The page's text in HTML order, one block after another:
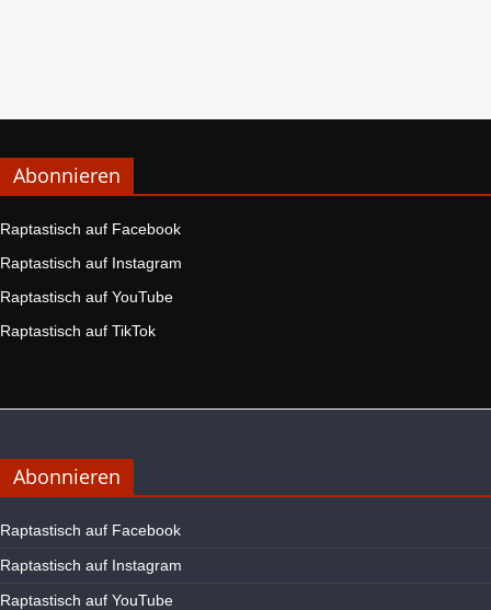
Abonnieren
Raptastisch auf Facebook
Raptastisch auf Instagram
Raptastisch auf YouTube
Raptastisch auf TikTok
Abonnieren
Raptastisch auf Facebook
Raptastisch auf Instagram
Raptastisch auf YouTube